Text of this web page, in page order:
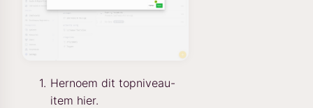
Hernoem dit topniveau-
item hier.